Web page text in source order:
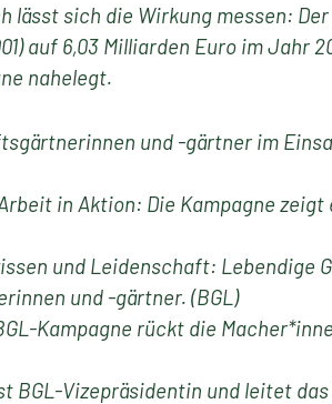
lässt sich die Wirkung messen:
auf 6,03 Milliarden Euro im Jahr
nahelegt.
und -gärtner im
in Aktion: Die Kampagne
und Leidenschaft: Lebendige
und -gärtner. (BGL)
Kampagne rückt die
BGL-Vizepräsidentin und leitet